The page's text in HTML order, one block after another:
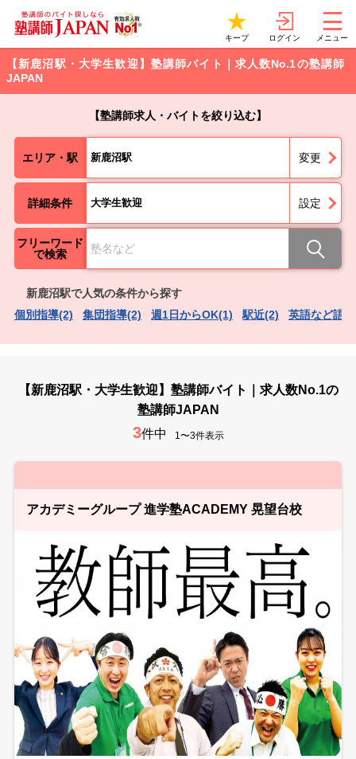
キープ ログイン メニュー
【新鹿沼駅・大学生歓迎】塾講師バイト｜求人数No.1の塾講師
JAPAN
【塾講師求人・バイトを絞り込む】
エリア・駅 新鹿沼駅 変更
詳細条件 大学生歓迎 設定
フリーワード
で検索
新鹿沼駅で人気の条件から探す
個別指導(2)
集団指導(2) 週1日からOK(1) 駅近(2) 英語など語
【新鹿沼駅・大学生歓迎】塾講師バイト｜求人数No.1の
塾講師JAPAN
3件中 1〜3件表示
アカデミーグループ 進学塾ACADEMY 晃望台校